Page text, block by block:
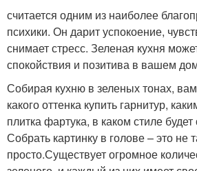
считается одним из наиболее
психики. Он дарит успокоение,
снимает стресс. Зеленая кухня
спокойствия и позитива в вашем
Собирая кухню в зеленых тонах,
какого оттенка купить гарнитур,
плитка фартука, в каком стиле
Собрать картинку в голове – это не
просто.Существует огромное